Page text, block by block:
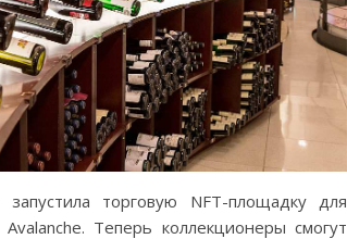
торговую NFT-площадку для
Теперь коллекционеры смогут